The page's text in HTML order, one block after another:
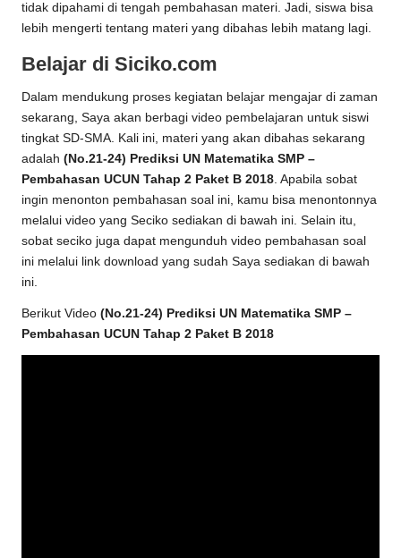
tidak dipahami di tengah pembahasan materi. Jadi, siswa bisa
lebih mengerti tentang materi yang dibahas lebih matang lagi.
Belajar di Siciko.com
Dalam mendukung proses kegiatan belajar mengajar di zaman
sekarang, Saya akan berbagi video pembelajaran untuk siswi
tingkat SD-SMA. Kali ini, materi yang akan dibahas sekarang
adalah (No.21-24) Prediksi UN Matematika SMP –
Pembahasan UCUN Tahap 2 Paket B 2018. Apabila sobat
ingin menonton pembahasan soal ini, kamu bisa menontonnya
melalui video yang Seciko sediakan di bawah ini. Selain itu,
sobat seciko juga dapat mengunduh video pembahasan soal
ini melalui link download yang sudah Saya sediakan di bawah
ini.
Berikut Video (No.21-24) Prediksi UN Matematika SMP –
Pembahasan UCUN Tahap 2 Paket B 2018